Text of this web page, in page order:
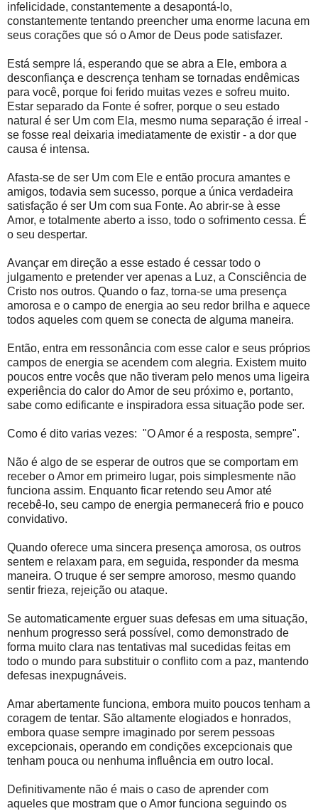
infelicidade, constantemente a desapontá-lo,
constantemente tentando preencher uma enorme lacuna em
seus corações que só o Amor de Deus pode satisfazer.
Está sempre lá, esperando que se abra a Ele, embora a
desconfiança e descrença tenham se tornadas endêmicas
para você, porque foi ferido muitas vezes e sofreu muito.
Estar separado da Fonte é sofrer, porque o seu estado
natural é ser Um com Ela, mesmo numa separação é irreal -
se fosse real deixaria imediatamente de existir - a dor que
causa é intensa.
Afasta-se de ser Um com Ele e então procura amantes e
amigos, todavia sem sucesso, porque a única verdadeira
satisfação é ser Um com sua Fonte. Ao abrir-se à esse
Amor, e totalmente aberto a isso, todo o sofrimento cessa. É
o seu despertar.
Avançar em direção a esse estado é cessar todo o
julgamento e pretender ver apenas a Luz, a Consciência de
Cristo nos outros. Quando o faz, torna-se uma presença
amorosa e o campo de energia ao seu redor brilha e aquece
todos aqueles com quem se conecta de alguma maneira.
Então, entra em ressonância com esse calor e seus próprios
campos de energia se acendem com alegria. Existem muito
poucos entre vocês que não tiveram pelo menos uma ligeira
experiência do calor do Amor de seu próximo e, portanto,
sabe como edificante e inspiradora essa situação pode ser.
Como é dito varias vezes: "O Amor é a resposta, sempre".
Não é algo de se esperar de outros que se comportam em
receber o Amor em primeiro lugar, pois simplesmente não
funciona assim. Enquanto ficar retendo seu Amor até
recebê-lo, seu campo de energia permanecerá frio e pouco
convidativo.
Quando oferece uma sincera presença amorosa, os outros
sentem e relaxam para, em seguida, responder da mesma
maneira. O truque é ser sempre amoroso, mesmo quando
sentir frieza, rejeição ou ataque.
Se automaticamente erguer suas defesas em uma situação,
nenhum progresso será possível, como demonstrado de
forma muito clara nas tentativas mal sucedidas feitas em
todo o mundo para substituir o conflito com a paz, mantendo
defesas inexpugnáveis.
Amar abertamente funciona, embora muito poucos tenham a
coragem de tentar. São altamente elogiados e honrados,
embora quase sempre imaginado por serem pessoas
excepcionais, operando em condições excepcionais que
tenham pouca ou nenhuma influência em outro local.
Definitivamente não é mais o caso de aprender com
aqueles que mostram que o Amor funciona seguindo os